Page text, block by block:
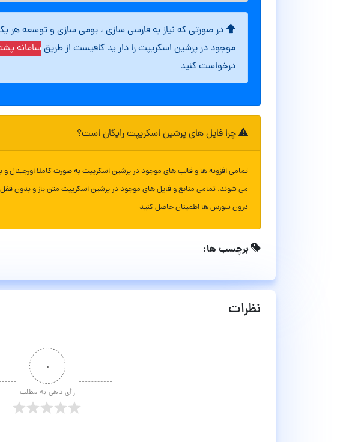
در صورتی که نیاز به فارسی سازی ، بومی سازی و توسعه هر
موجود در پرشین اسکریپت را دار ید کافیست از طریقسامانه
درخواست کنید
چرا فایل های پرشین اسکریپت رایگان است؟
تمامی افزونه ها و قالب های موجود در پرشین اسکریپت به صورت کاملا
می شوند. تمامی منابع و فایل های موجود در پرشین اسکریپت متن باز و بدون
درون سورس ها اطمینان حاصل کنید
برچسب ها:
نظرات
۰
رأی دهی به مطلب